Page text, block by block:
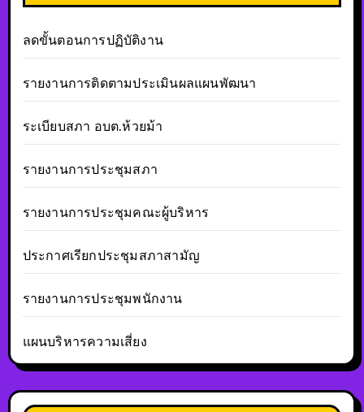
ลดขั้นตอนการปฏิบัติงาน
รายงานการติดตามประเมินผลแผนพัฒนา
ระเบียบสภา อบต.ห้วยม้า
รายงานการประชุมสภา
รายงานการประชุมคณะผู้บริหาร
ประกาศเรียกประชุมสภาสามัญ
รายงานการประชุมพนักงาน
แผนบริหารความเสี่ยง